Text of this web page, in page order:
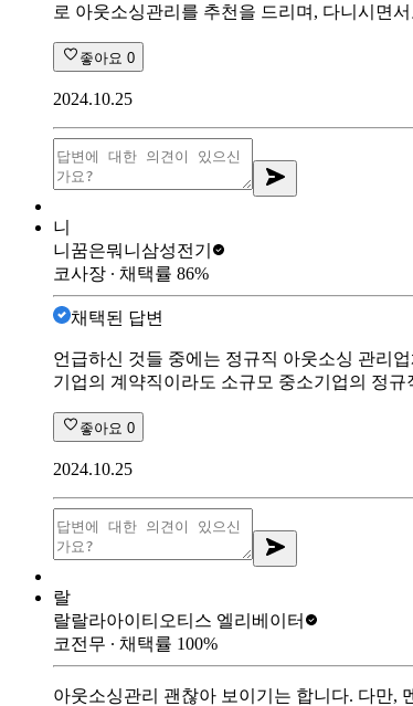
로 아웃소싱관리를 추천을 드리며, 다니시면
좋아요 0
2024.10.25
니
니꿈은뭐니 삼성전기
코사장 ∙ 채택률 86%
채택된 답변
언급하신 것들 중에는 정규직 아웃소싱 관리
기업의 계약직이라도 소규모 중소기업의 정
좋아요 0
2024.10.25
랄
랄랄라아이티 오티스 엘리베이터
코전무 ∙ 채택률 100%
아웃소싱관리 괜찮아 보이기는 합니다. 다만,